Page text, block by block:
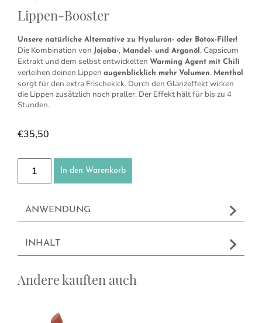
Lippen-Booster
Unsere natürliche Alternative zu Hyaluron- oder Botox-Filler!
Die Kombination von Jojoba-, Mandel- und Arganöl , Capsicum
Extrakt und dem selbst entwickelten Warming Agent mit Chili
verleihen deinen Lippen augenblicklich mehr Volumen. Menthol
sorgt für den extra Frischekick. Durch den Glanzeffekt wirken
die Lippen zusätzlich noch praller. Der Effekt hält für bis zu 4
Stunden.
€35,50
Lippen-Booster Menge
In den Warenkorb
ANWENDUNG
INHALT
Andere kauften auch